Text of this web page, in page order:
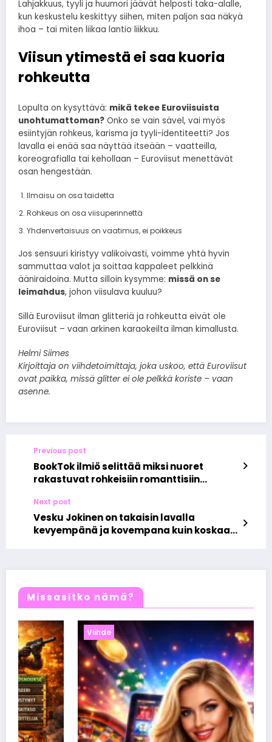
Lahjakkuus, tyyli ja huumori jäävät helposti taka-alalle,
kun keskustelu keskittyy siihen, miten paljon saa näkyä
ihoa – tai miten liikaa lantio liikkuu.
Viisun ytimestä ei saa kuoria
rohkeutta
Lopulta on kysyttävä: mikä tekee Euroviisuista
unohtumattoman? Onko se vain sävel, vai myös
esiintyjän rohkeus, karisma ja tyyli-identiteetti? Jos
lavalla ei enää saa näyttää itseään – vaatteilla,
koreografialla tai kehollaan – Euroviisut menettävät
osan hengestään.
Ilmaisu on osa taidetta
Rohkeus on osa viisuperinnettä
Yhdenvertaisuus on vaatimus, ei poikkeus
Jos sensuuri kiristyy valikoivasti, voimme yhtä hyvin
sammuttaa valot ja soittaa kappaleet pelkkinä
ääniraidoina. Mutta silloin kysymme: missä on se
leimahdus, johon viisulava kuuluu?
Sillä Euroviisut ilman glitteriä ja rohkeutta eivät ole
Euroviisut – vaan arkinen karaokeilta ilman kimallusta.
Helmi Siimes
Kirjoittaja on viihdetoimittaja, joka uskoo, että Euroviisut
ovat paikka, missä glitter ei ole pelkkä koriste – vaan
asenne.
Previous post
BookTok ilmiö selittää miksi nuoret
rakastuvat rohkeisiin romanttisiin
Next post
Vesku Jokinen on takaisin lavalla
kevyempänä ja kovempana kuin koskaan
Missasitko nämä?
Viihde